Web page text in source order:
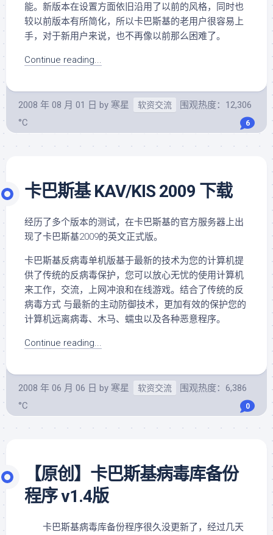
能。新版本在设置方面依旧沿用了以前的风格，同时也
较以前版本有所简化，所以卡巴斯基的老用户很容易上
手，对于新用户来说，也不再像以前那么困难了。
Continue reading...
2008 年 08 月 01 日 by 寒星 软资交流
围观热度：12,306
°C
6
卡巴斯基 KAV/KIS 2009 下载
经历了多个版本的测试，在卡巴斯基的官方服务器上出
现了卡巴斯基2009的英文正式版。
卡巴斯基反病毒单机版基于最新的技术为您的计算机提
供了传统的反病毒保护，您可以放心无忧的使用计算机
来工作，交流，上网冲浪和在线游戏。结合了传统的反
病毒方式 与最新的主动防御技术，更加有效的保护您的
计算机远离病毒、木马、蠕虫以及各种恶意程序。
Continue reading...
2008 年 06 月 06 日 by 寒星 软资交流
围观热度：6,386
°C
0
【原创】卡巴斯基病毒库备份
程序 v1.4版
卡巴斯基病毒库备份程序很久没更新了，经过几天